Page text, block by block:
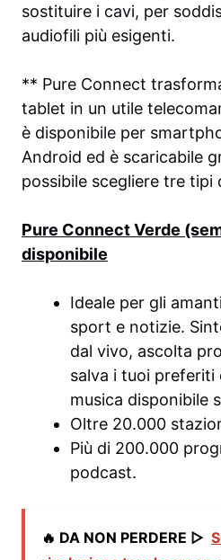
sostituire i cavi, per
audiofili più esigenti.
** Pure Connect
tablet in un utile
è disponibile per
Android ed è scaricabile
possibile scegliere tre tipi
Pure Connect Verde
disponibile
Ideale per gli
sport e notizie.
dal vivo, ascolta
salva i tuoi
musica disponibile
Oltre 20.000
Più di 200.000
podcast.
🔥 DA NON PERDERE ▷